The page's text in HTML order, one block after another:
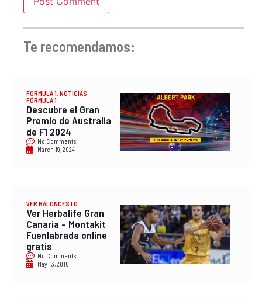
Te recomendamos:
FORMULA 1, NOTICIAS
FÓRMULA 1
Descubre el Gran
Premio de Australia
de F1 2024
No Comments
March 19, 2024
VER BALONCESTO
Ver Herbalife Gran
Canaria – Montakit
Fuenlabrada online
gratis
No Comments
May 13, 2016